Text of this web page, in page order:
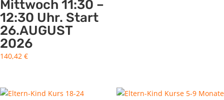
Mittwoch 11:30 –
12:30 Uhr. Start
26.AUGUST
2026
140,42 €